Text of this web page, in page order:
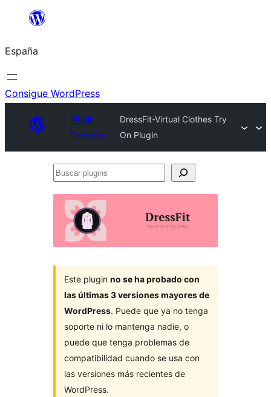
Saltar
contenido
España
Consigue WordPress
Plugin
Directory
DressFit-Virtual Clothes Try
On Plugin
Buscar
Este plugin no se ha probado con
las últimas 3 versiones mayores de
WordPress. Puede que ya no tenga
soporte ni lo mantenga nadie, o
puede que tenga problemas de
compatibilidad cuando se usa con
las versiones más recientes de
WordPress.